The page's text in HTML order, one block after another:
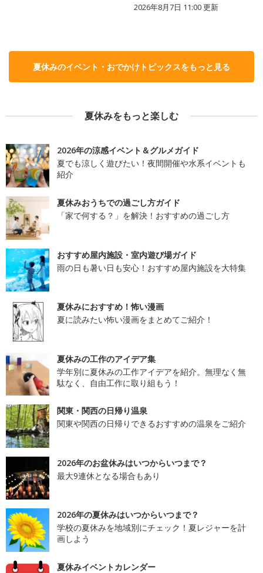
2026年8月7日 11:00更新
夏休みのイベント・おでかけトピックスをもっと見る
夏休みをもっと楽しむ
2026年の涼感イベント＆グルメガイド
夏でも涼しく遊びたい！夜間開催や水系イベントも
紹介
夏休みおうちでの過ごし方ガイド
「家で何する？」を解決！おすすめの過ごし方
おすすめ屋内施設・室内遊び場ガイド
雨の日も暑い日も安心！おすすめ屋内施設を大特集
夏休みにおすすめ！怖い漫画
夏に読みたい怖い漫画をまとめてご紹介！
夏休みの工作のアイデア集
学年別に夏休みの工作アイデアを紹介。無理なく無
駄なく、自由工作に取り組もう！
関東・関西の日帰り温泉
関東や関西の日帰りできるおすすめの温泉をご紹介
2026年のお盆休みはいつからいつまで？
最大9連休となる場合もあり
2026年の夏休みはいつからいつまで？
学校の夏休みを地域別にチェック！夏レジャーを計
画しよう
夏休みイベントカレンダー